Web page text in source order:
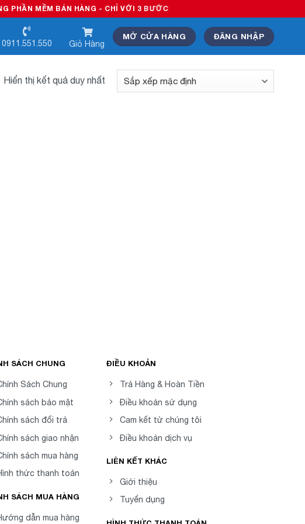
MỀM BÁN HÀNG - CHỈ VỚI 3 BƯỚC
0911.551.550 Giỏ Hàng
MỞ CỬA HÀNG ĐĂNG NHẬP
Hiển thị kết quả duy nhất
SÁCH CHUNG
Sách Chung
sách bảo mật
sách đổi trả
sách giao nhận
sách mua hàng
thức thanh toán
SÁCH MUA HÀNG
dẫn mua hàng
ĐIỀU KHOẢN
Trả Hàng & Hoàn Tiền
Điều khoản sử dụng
Cam kết từ chúng tôi
Điều khoản dịch vụ
LIÊN KẾT KHÁC
Giới thiệu
Tuyển dụng